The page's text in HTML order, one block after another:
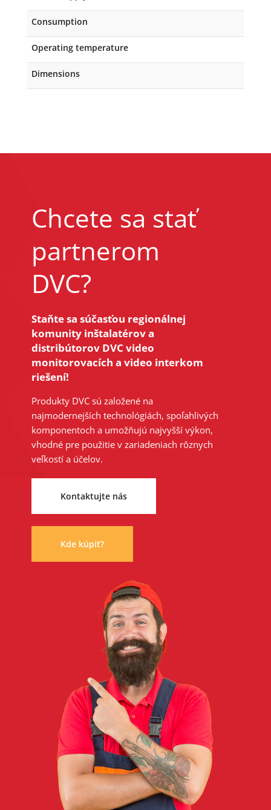
Consumption
Operating temperature
Dimensions
Chcete sa stať
partnerom
DVC?
Staňte sa súčasťou regionálnej
komunity inštalatérov a
distribútorov DVC video
monitorovacích a video interkom
riešení!
Produkty DVC sú založené na
najmodernejších technológiách, spoľahlivých
komponentoch a umožňujú najvyšší výkon,
vhodné pre použitie v zariadeniach rôznych
veľkostí a účelov.
Kontaktujte nás
Kde kúpiť?